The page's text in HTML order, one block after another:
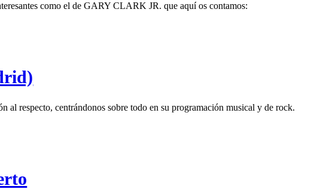
como el de GARY CLARK JR. que aquí os contamos:
respecto, centrándonos sobre todo en su programación musical y de rock.